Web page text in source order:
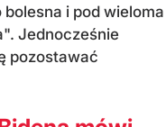
i pod wieloma
Jednocześnie
pozostawać